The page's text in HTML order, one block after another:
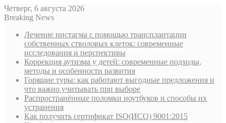
Четверг, 6 августа 2026
Breaking News
Лечение нистагма с помощью трансплантации
собственных стволовых клеток: современные
исследования и перспективы
Коррекция аутизма у детей: современные подходы,
методы и особенности развития
Горящие туры: как работают выгодные предложения и
что важно учитывать при выборе
Распространённые поломки ноутбуков и способы их
устранения
Как получить сертификат ISO(ИСО) 9001:2015